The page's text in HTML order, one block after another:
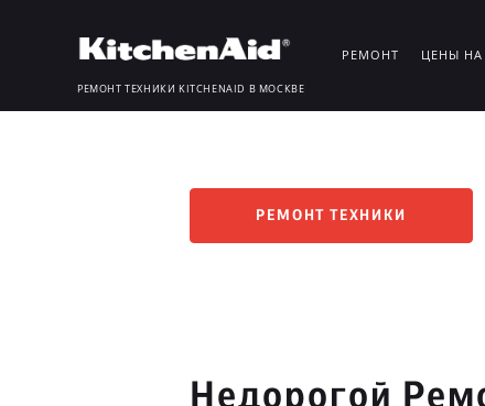
РЕМОНТ ТЕХНИКИ KITCHENAID В МОСКВЕ
РЕМОНТ ЦЕНЫ
РЕМОНТ ТЕХНИКИ
Недорогой